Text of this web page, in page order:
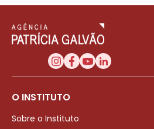
O INSTITUTO
Sobre o Instituto